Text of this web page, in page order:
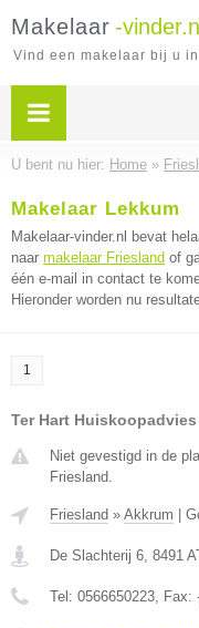
Makelaar -vinder.nl
Vind een makelaar bij u
U bent nu hier: Home »
Makelaar Lekkum
Makelaar-vinder.nl bevat
naar makelaar Friesland of
één e-mail in contact te
Hieronder worden nu
1
Ter Hart
Niet gevestigd in de
Friesland.
Friesland » Akkrum
De Slachterij 6, 8491
Tel: 0566650223, Fax: